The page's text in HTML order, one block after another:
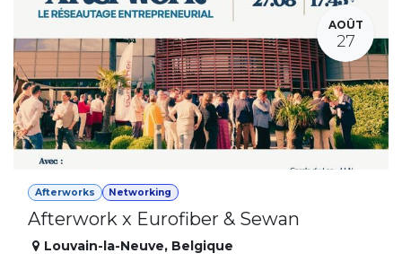
AOÛT
27
Afterworks Networking
Afterwork x Eurofiber & Sewan
Louvain-la-Neuve, Belgique